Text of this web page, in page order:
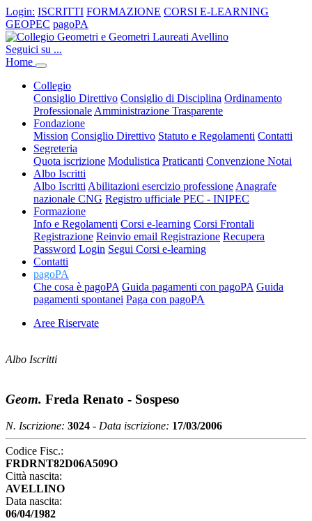
Login: ISCRITTI FORMAZIONE CORSI E-LEARNING
GEOPEC pagoPA
Seguici su ...
Home
Collegio
Consiglio Direttivo Consiglio di Disciplina Ordinamento
Professionale Amministrazione Trasparente
Fondazione
Mission Consiglio Direttivo Statuto e Regolamenti Contatti
Segreteria
Quota iscrizione Modulistica Praticanti Convenzione Notai
Albo Iscritti
Albo Iscritti Abilitazioni esercizio professione Anagrafe
nazionale CNG Registro ufficiale PEC - INIPEC
Formazione
Info e Regolamenti Corsi e-learning Corsi Frontali
Registrazione Reinvio email Registrazione Recupera
Password Login Segui Corsi e-learning
Contatti
pagoPA
Che cosa è pagoPA Guida pagamenti con pagoPA Guida
pagamenti spontanei Paga con pagoPA
Aree Riservate
Albo Iscritti
Geom. Freda Renato - Sospeso
N. Iscrizione: 3024 - Data iscrizione: 17/03/2006
Codice Fisc.:
FRDRNT82D06A509O
Città nascita:
AVELLINO
Data nascita:
06/04/1982